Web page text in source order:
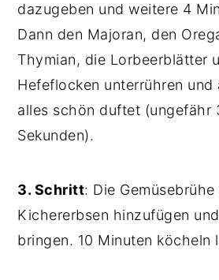
dazugeben und weitere 4
Dann den Majoran, den
Thymian, die Lorbeerblätter
Hefeflocken unterrühren und
alles schön duftet (ungefähr
Sekunden).
3. Schritt: Die
Kichererbsen hinzufügen
bringen. 10 Minuten köcheln